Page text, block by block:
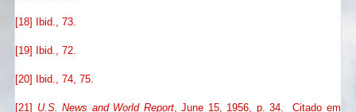
[18] Ibid., 73.
[19] Ibid., 72.
[20] Ibid., 74, 75.
[21] U.S. News and World Report, June 15, 1956, p. 34. Citado em